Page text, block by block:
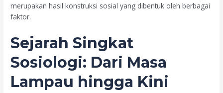
merupakan hasil konstruksi sosial yang dibentuk oleh berbagai
faktor.
Sejarah Singkat
Sosiologi: Dari Masa
Lampau hingga Kini